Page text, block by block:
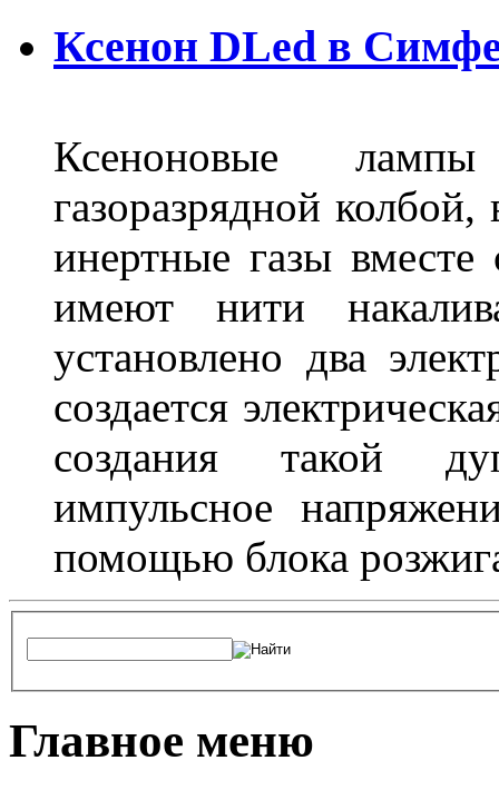
Ксенон DLed в
Ксеноновые
газоразрядной
инертные газы
имеют нити
установлено два
создается
создания такой
импульсное
помощью блока
Главное меню